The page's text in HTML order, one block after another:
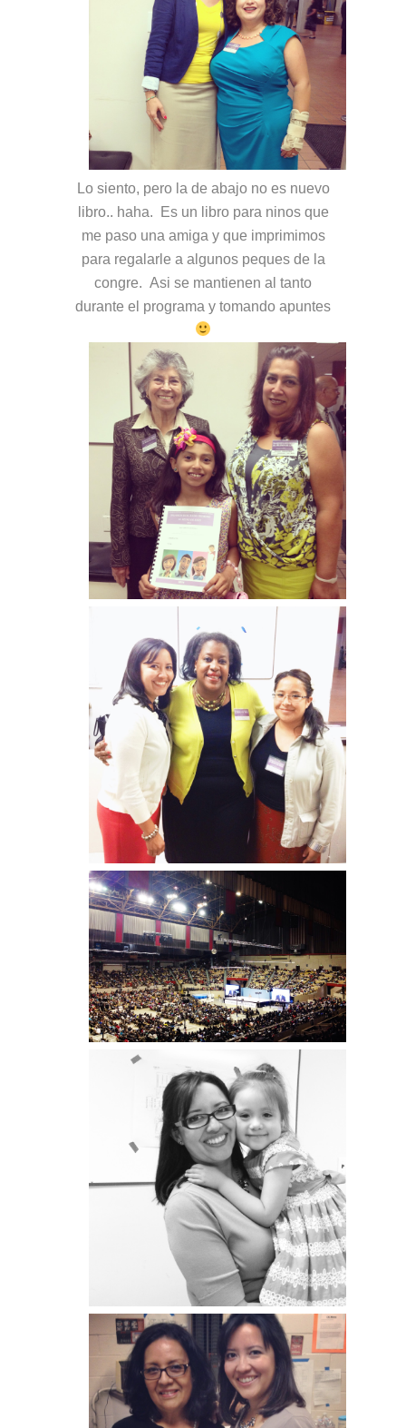
Lo siento, pero la de abajo no es nuevo
libro.. haha. Es un libro para ninos que
me paso una amiga y que imprimimos
para regalarle a algunos peques de la
congre. Asi se mantienen al tanto
durante el programa y tomando apuntes